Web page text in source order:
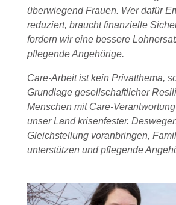
überwiegend Frauen. Wer dafür
reduziert, braucht finanzielle
fordern wir eine bessere
pflegende Angehörige.
Care-Arbeit ist kein Privatthema,
Grundlage gesellschaftlicher
Menschen mit Care-
unser Land krisenfester.
Gleichstellung voranbringen,
unterstützen und pflegende